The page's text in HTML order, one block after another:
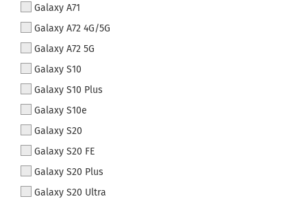
Galaxy A71
Galaxy A72 4G/5G
Galaxy A72 5G
Galaxy S10
Galaxy S10 Plus
Galaxy S10e
Galaxy S20
Galaxy S20 FE
Galaxy S20 Plus
Galaxy S20 Ultra